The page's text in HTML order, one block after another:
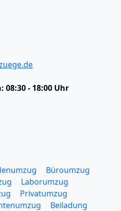
08:30 - 18:00 Uhr
Büroumzug
Laborumzug
Privatumzug
Beiladung